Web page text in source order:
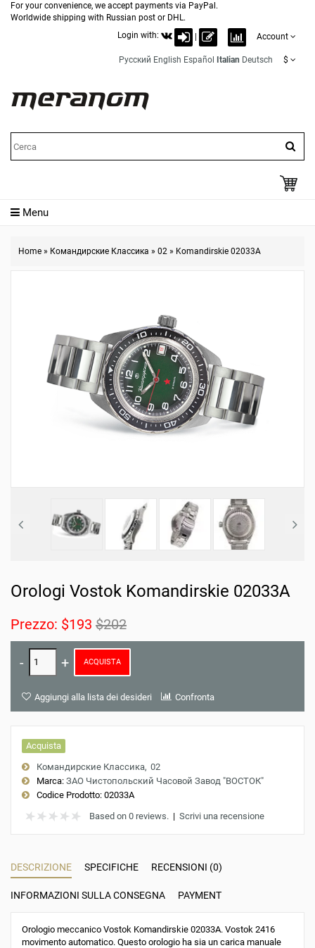
For your convenience, we accept payments via PayPal.
Worldwide shipping with Russian post or DHL.
Login with:
Account
Русский English Español Italian Deutsch $
Menu
Home » Командирские Классика » 02 » Komandirskie 02033A
Orologi Vostok Komandirskie 02033A
Prezzo: $193 $202
ACQUISTA
Aggiungi alla lista dei desideri Confronta
Acquista
Командирские Классика 02
Marca: ЗАО Чистопольский Часовой Завод "ВОСТОК"
Codice Prodotto: 02033A
Based on 0 reviews. | Scrivi una recensione
DESCRIZIONE SPECIFICHE RECENSIONI (0)
INFORMAZIONI SULLA CONSEGNA PAYMENT
Orologio meccanico Vostok Komandirskie 02033A. Vostok 2416
movimento automatico. Questo orologio ha sia un carica manuale